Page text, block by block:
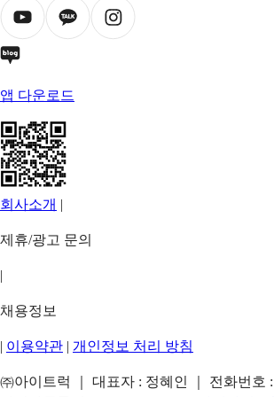
앱 다운로드
회사소개 |
제휴/광고 문의
|
채용정보
| 이용약관 | 개인정보 처리 방침
㈜아이트럭 ｜ 대표자 : 정혜인 ｜ 전화번호 :